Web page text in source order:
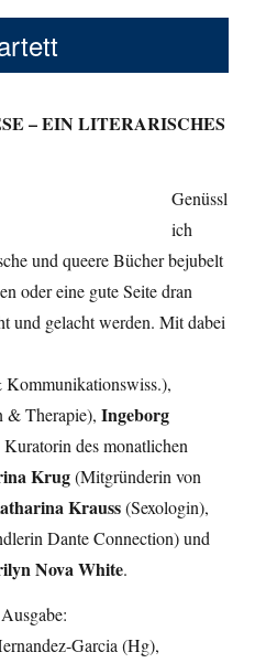
– EIN LITERARISCHES
Genüssl
ich
und queere Bücher bejubelt
oder eine gute Seite dran
und gelacht werden. Mit dabei
& Therapie),Ingeborg
des monatlichen
Krug(Mitgründerin von
Krauss(Sexologin),
Dante Connection) und
Nova White.
Garcia (Hg),